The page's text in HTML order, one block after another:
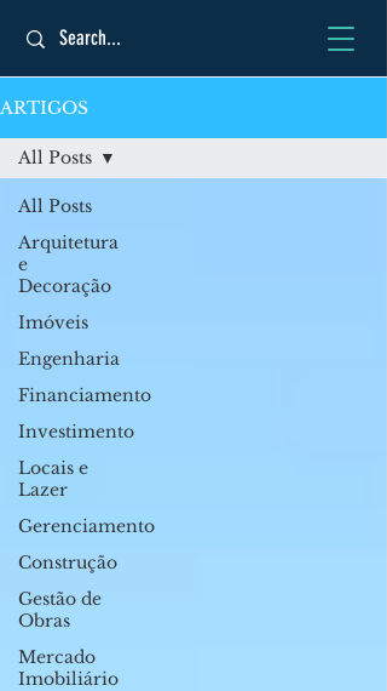
ARTIGOS
All Posts
Arquitetura
e
Decoração
Imóveis
Engenharia
Financiamento
Investimento
Locais e
Lazer
Gerenciamento
Construção
Gestão de
Obras
Mercado
Imobiliário
All Posts